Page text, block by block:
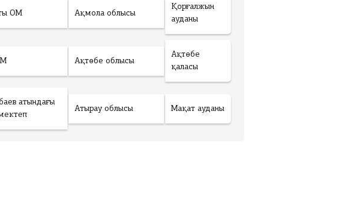
ОМ Ақмола облысы
Қорғалжын
ауданы
Ақтөбе облысы
Ақтөбе
қаласы
атындағы
Атырау облысы Мақат ауданы